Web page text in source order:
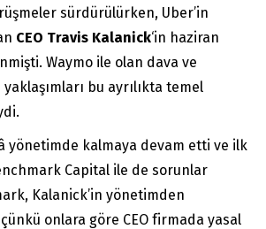
sürdürülürken, Uber’in
CEO Travis Kalanick‘in haziran
Waymo ile olan dava ve
bu ayrılıkta temel
yönetimde kalmaya devam etti ve ilk
Capital ile de sorunlar
Kalanick’in yönetimden
onlara göre CEO firmada yasal